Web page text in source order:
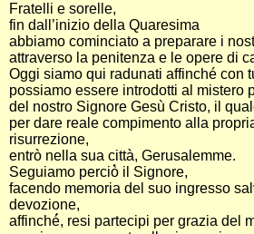
Fratelli e sorelle,
fin dall’inizio della Quaresima
abbiamo cominciato a preparare i
attraverso la penitenza e le opere di
Oggi siamo qui radunati affinché con
possiamo essere introdotti al mistero
del nostro Signore Gesù Cristo, il
per dare reale compimento alla
risurrezione,
entrò nella sua città, Gerusalemme.
Seguiamo perciò̀ il Signore,
facendo memoria del suo ingresso
devozione,
affinché́, resi partecipi per grazia del